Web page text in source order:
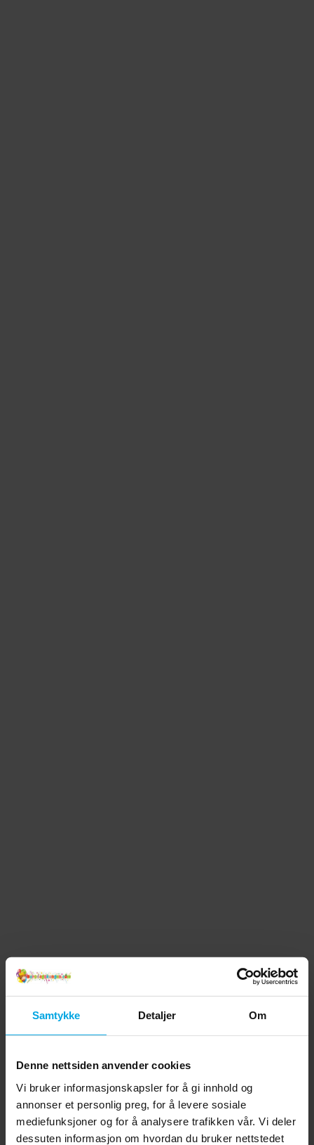
Samtykke Detaljer Om
Denne nettsiden anvender cookies
Vi bruker informasjonskapsler for å gi innhold og
annonser et personlig preg, for å levere sosiale
mediefunksjoner og for å analysere trafikken vår. Vi deler
dessuten informasjon om hvordan du bruker nettstedet